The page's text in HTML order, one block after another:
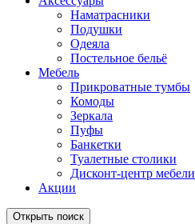
Наматрасники
Подушки
Одеяла
Постельное бельё
Мебель
Прикроватные тумбы
Комоды
Зеркала
Пуфы
Банкетки
Туалетные столики
Дисконт-центр мебели
Акции
Открыть поиск